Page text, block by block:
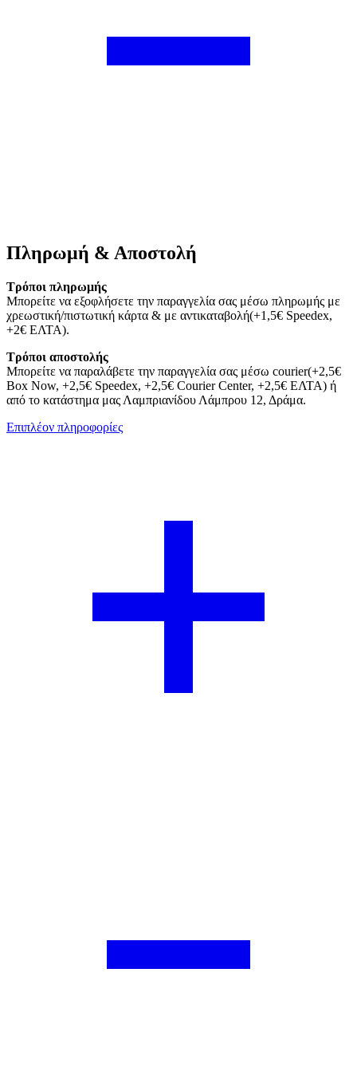
Πληρωμή & Αποστολή
Τρόποι πληρωμής
Μπορείτε να εξοφλήσετε την παραγγελία σας μέσω πληρωμής με
χρεωστική/πιστωτική κάρτα & με αντικαταβολή(+1,5€ Speedex,
+2€ ΕΛΤΑ).
Τρόποι αποστολής
Μπορείτε να παραλάβετε την παραγγελία σας μέσω courier(+2,5€
Box Now, +2,5€ Speedex, +2,5€ Courier Center, +2,5€ ΕΛΤΑ) ή
από το κατάστημα μας Λαμπριανίδου Λάμπρου 12, Δράμα.
Επιπλέον πληροφορίες